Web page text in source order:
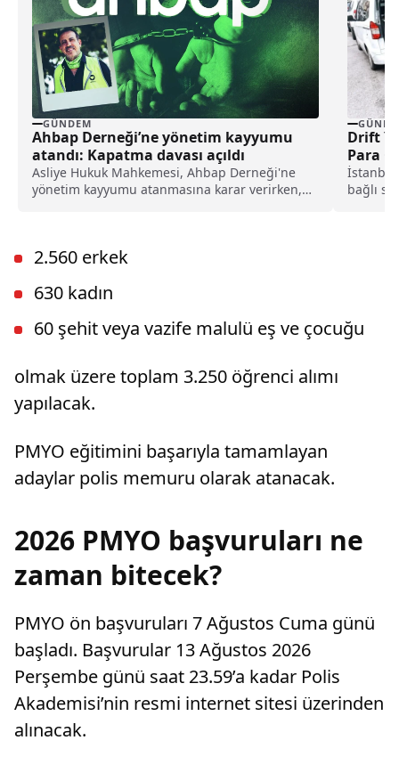
GÜNDEM
Ahbap Derneği’ne yönetim kayyumu
atandı: Kapatma davası açıldı
Asliye Hukuk Mahkemesi, Ahbap Derneği'ne
yönetim kayyumu atanmasına karar verirken,
Drift
Para
İstanbul
bağlı
2.560 erkek
630 kadın
60 şehit veya vazife malulü eş ve çocuğu
olmak üzere toplam 3.250 öğrenci alımı
yapılacak.
PMYO eğitimini başarıyla tamamlayan
adaylar polis memuru olarak atanacak.
2026 PMYO başvuruları ne
zaman bitecek?
PMYO ön başvuruları 7 Ağustos Cuma günü
başladı. Başvurular 13 Ağustos 2026
Perşembe günü saat 23.59’a kadar Polis
Akademisi’nin resmi internet sitesi üzerinden
alınacak.